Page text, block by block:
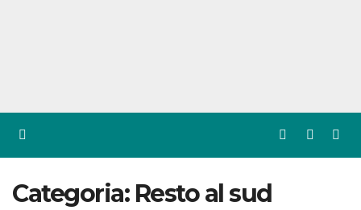
Categoria: Resto al sud